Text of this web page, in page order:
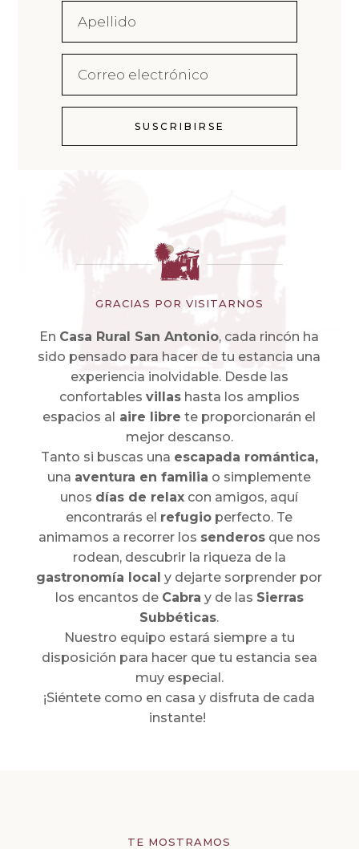
SUSCRIBIRSE
GRACIAS POR VISITARNOS
En Casa Rural San Antonio, cada rincón ha
sido pensado para hacer de tu estancia una
experiencia inolvidable. Desde las
confortables villashasta los amplios
espacios al aire libre te proporcionarán el
mejor descanso.
Tanto si buscas una escapada romántica,
una aventura en familia o simplemente
unos días de relax con amigos, aquí
encontrarás el refugio perfecto. Te
animamos a recorrer los senderosque nos
rodean, descubrir la riqueza de la
gastronomía local y dejarte sorprender por
los encantos de Cabra y de las Sierras
Subbéticas.
Nuestro equipo estará siempre a tu
disposición para hacer que tu estancia sea
muy especial.
¡Siéntete como en casa y disfruta de cada
instante!
TE MOSTRAMOS